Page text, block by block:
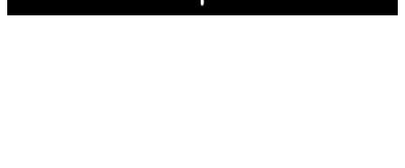
Play